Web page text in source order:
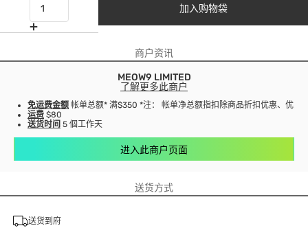
加入购物袋
商户资讯
MEOW9 LIMITED
了解更多此商户
免运费金额 帐单总额* 满$350 *注： 帐单净总额指扣除商品折扣优惠、优惠
运费 $80
送货时间 5 個工作天
进入此商户页面
送货方式
送货到府